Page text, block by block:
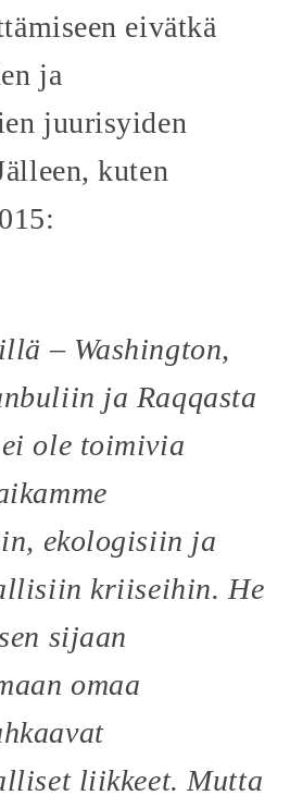
eivätkä
ja
juurisyiden
kuten
– Washington,
ja Raqqasta
ole toimivia
ekologisiin ja
kriiseihin. He
sijaan
omaa
liikkeet. Mutta